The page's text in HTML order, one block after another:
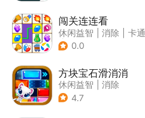
闯关连连看
休闲益智 消除
卡通
| 连线
0.0
方块宝石滑消消
休闲益智
消除
4.7